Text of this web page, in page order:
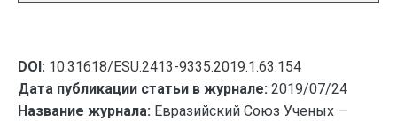
DOI: 10.31618/ESU.2413-9335.2019.1.63.154
Дата публикации статьи в журнале: 2019/07/24
Название журнала: Евразийский Союз Ученых —